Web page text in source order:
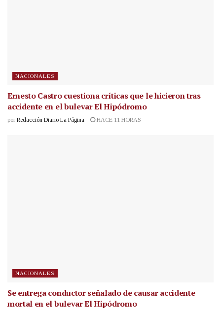
NACIONALES
Ernesto Castro cuestiona críticas que le hicieron tras
accidente en el bulevar El Hipódromo
por Redacción Diario La Página HACE 11 HORAS
NACIONALES
Se entrega conductor señalado de causar accidente
mortal en el bulevar El Hipódromo